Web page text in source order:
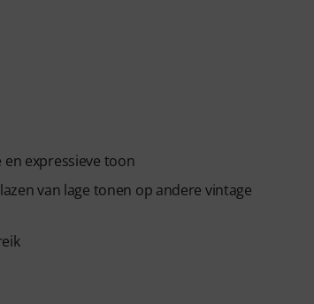
expressieve toon
van lage tonen op andere vintage